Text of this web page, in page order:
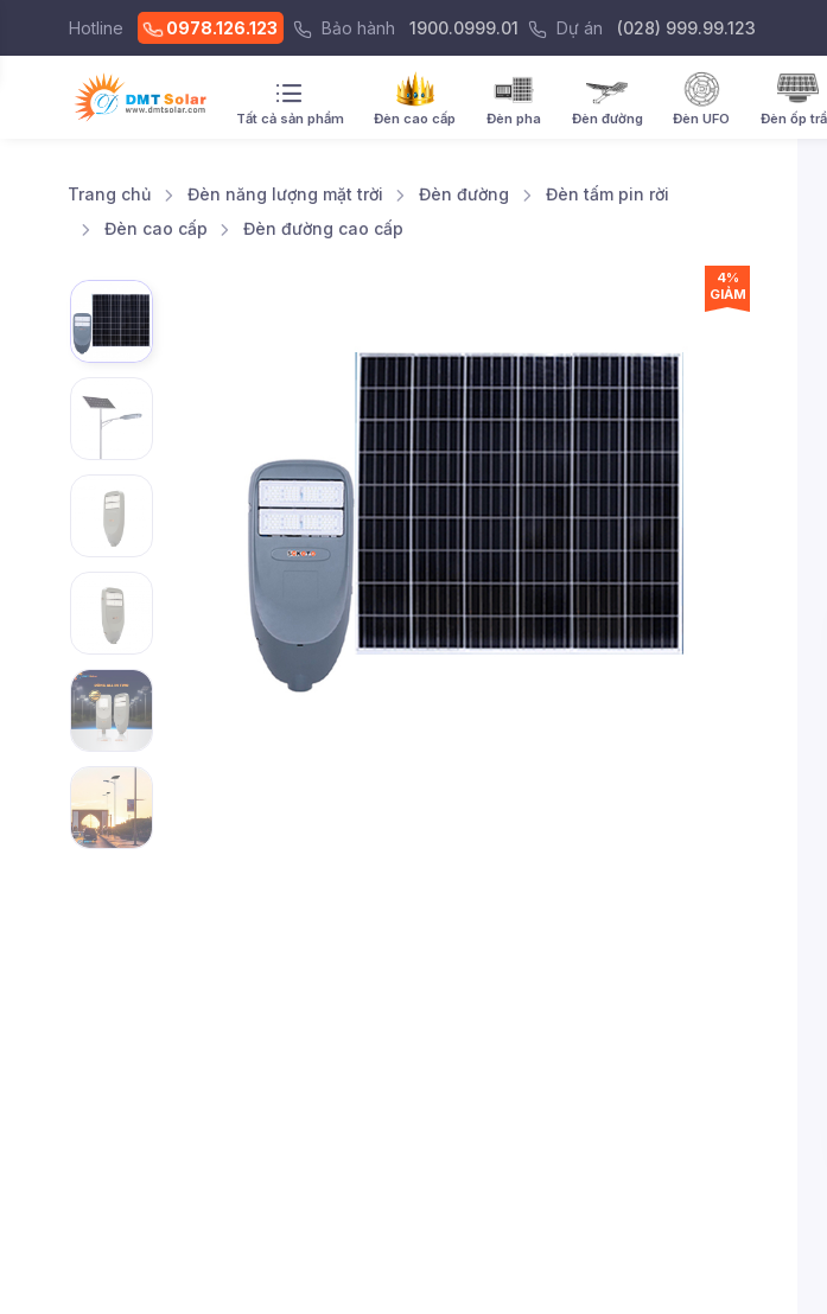
Hotline 0978.126.123 Bảo hành 1900.0999.01 Dự án (028) 999.99.123
Tất cả sản phẩm Đèn cao cấp Đèn pha Đèn đường Đèn UFO Đèn ốp
Trang chủ Đèn năng lượng mặt trời Đèn đường
Đèn tấm pin rời
Đèn cao cấp
Đèn đường cao cấp
4%
GIẢM